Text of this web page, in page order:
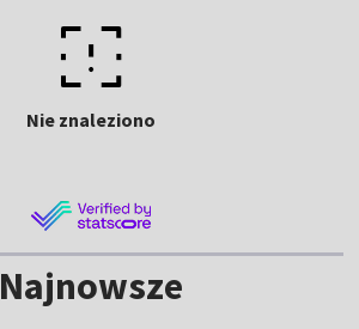
Nie znaleziono
Najnowsze